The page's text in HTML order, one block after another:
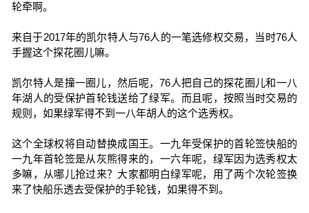
轮牵啊。
来自于2017年的凯尔特人与76人的一笔选修权交易，当时76人
手握这个探花圈儿嘛。
凯尔特人是撞一圈儿，然后呢，76人把自己的探花圈儿和一八
年湖人的受保护首轮钱送给了绿军。而且呢，按照当时交易的
规则，如果绿军得不到一八年胡人的这个选秀权。
这个全球权将自动替换成国王。一九年受保护的首轮签快船的
一九年首轮签是从灰熊得来的，一六年呢，绿军因为选秀权太
多嘛，从哪儿抢过来？大家都明白绿军呢，用了两个次轮签换
来了快船乐透去受保护的手轮钱，如果得不到。